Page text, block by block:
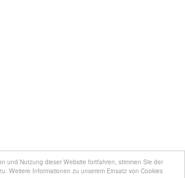
und Nutzung dieser Website fortfahren, stimmen Sie der
Weitere Informationen zu unserem Einsatz von Cookies
Topfgucker werden
Über uns